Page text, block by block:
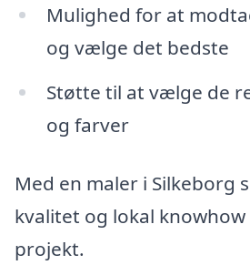
Mulighed for at
og vælge det bedste
Støtte til at vælge de
og farver
Med en maler i Silkeborg
kvalitet og lokal
projekt.